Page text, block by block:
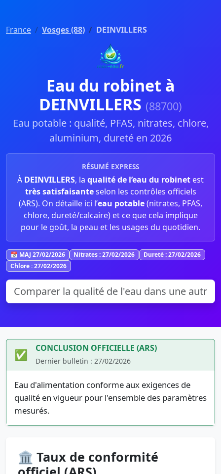
France Vosges (88) DEINVILLERS
Eau du robinet à
DEINVILLERS (88700)
Eau potable : qualité, PFAS, nitrates, chlore,
aluminium, dureté en 2026
RÉSUMÉ EXPRESS
À DEINVILLERS, la qualité de l’eau du robinet est
très satisfaisanteselon les contrôles officiels
(ARS). On détaille ici l’eau potable(nitrates, PFAS,
chlore, dureté/calcaire) et ce que cela implique
pour le goût, la peau et les usages du quotidien.
📅 MAJ 27/02/2026 Nitrates : 27/02/2026
Dureté : 27/02/2026
Chlore : 27/02/2026
✅ CONCLUSION OFFICIELLE (ARS)
Dernier bulletin : 27/02/2026
Eau d'alimentation conforme aux exigences de
qualité en vigueur pour l'ensemble des paramètres
mesurés.
🏛️ Taux de conformité